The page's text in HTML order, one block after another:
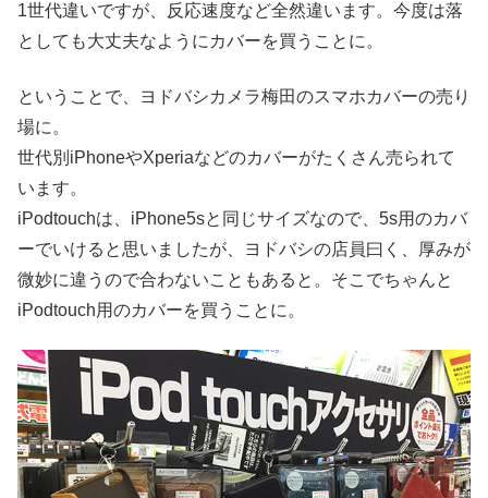
1世代違いですが、反応速度など全然違います。今度は落
としても大丈夫なようにカバーを買うことに。
ということで、ヨドバシカメラ梅田のスマホカバーの売り
場に。
世代別iPhoneやXperiaなどのカバーがたくさん売られて
います。
iPodtouchは、iPhone5sと同じサイズなので、5s用のカバ
ーでいけると思いましたが、ヨドバシの店員曰く、厚みが
微妙に違うので合わないこともあると。そこでちゃんと
iPodtouch用のカバーを買うことに。